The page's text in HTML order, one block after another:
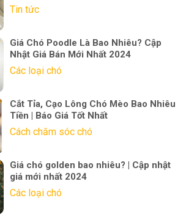
Tin tức
Giá Chó Poodle Là Bao Nhiêu? Cập
Nhật Giá Bán Mới Nhất 2024
Các loại chó
Cắt Tỉa, Cạo Lông Chó Mèo Bao Nhiêu
Tiền | Báo Giá Tốt Nhất
Cách chăm sóc chó
Giá chó golden bao nhiêu? | Cập nhật
giá mới nhất 2024
Các loại chó